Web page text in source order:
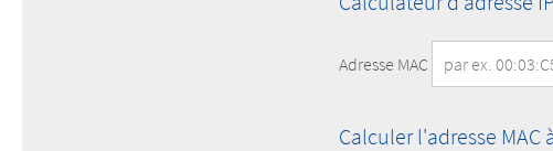
Adresse MAC
Calculer l'adresse